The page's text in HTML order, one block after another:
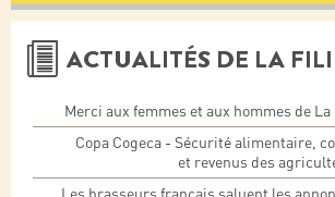
ACTUALITÉS DE LA
Merci aux femmes et aux hommes de
Copa Cogeca - Sécurité alimentaire,
et revenus des